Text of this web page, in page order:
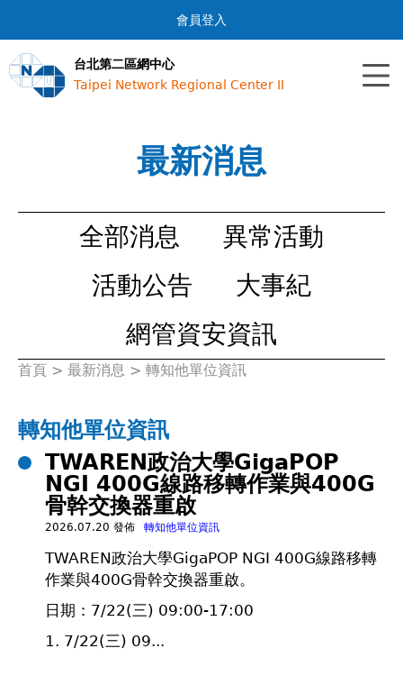
Jump to navigation
會員登入
台北第二區網中心
Taipei Network Regional Center II
最新消息
全部消息
異常活動
活動公告
大事紀
網管資安資訊
您
在
這
首頁 > 最新消息 > 轉知他單位資訊
轉知他單位資訊
TWAREN政治大學GigaPOP
NGI 400G線路移轉作業與400G
骨幹交換器重啟
2026.07.20 發佈 轉知他單位資訊
TWAREN政治大學GigaPOP NGI 400G線路移轉
作業與400G骨幹交換器重啟。
日期：7/22(三) 09:00-17:00
1. 7/22(三) 09...